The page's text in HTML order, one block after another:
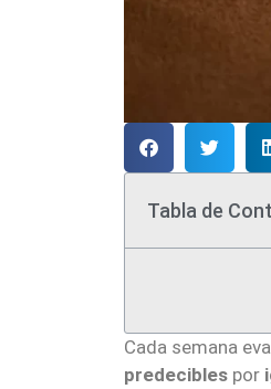
Tabla de
Cada semana
predecibles por